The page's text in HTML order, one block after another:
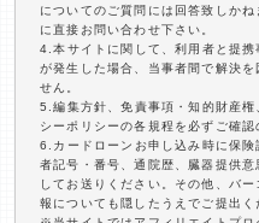
についてのご質問には回答致しか
に直接お問い合わせ下さい。
4.本サイトに関して、利用者と提
が発生した場合、当事者間で解決
せん。
5.編集方針、免責事項・知的財産
シーポリシーの各規程を必ずご確
6.カードローンお申し込み時に保
者記号・番号、通院歴、臓器提供
してお送りください。その他、バ
報についても隠したうえでご提出く